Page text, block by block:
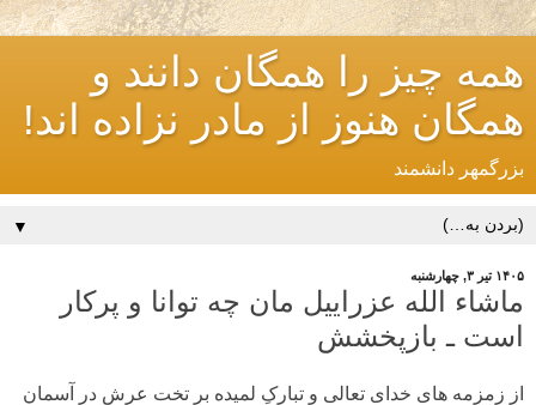
همه چیز را همگان دانند و
همگان هنوز از مادر نزاده اند!
بزرگمهر دانشمند
▼
۱۴۰۵ تیر ۳, چهارشنبه
ماشاء الله عزراییل مان چه توانا و پرکار
است ـ بازپخشش
از زمزمه های خدای تعالی و تبارکِ لمیده بر تخت عرش در آسمان